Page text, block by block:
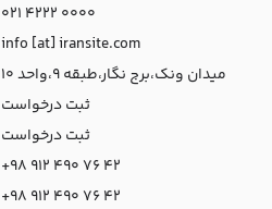
021 4222 0000
info [at] iransite.com
میدان ونک،برج نگار،طبقه 9،واحد 10
ثبت درخواست
ثبت درخواست
+98 912 490 76 42
+98 912 490 76 42